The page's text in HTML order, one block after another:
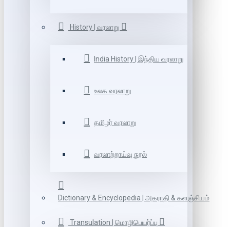
History | வரலாறு
India History | இந்திய வரலாறு
உலக வரலாறு
தமிழர் வரலாறு
வரலாற்றாய்வு நூல்
Dictionary & Encyclopedia | அகராதி & களஞ்சியம்
Transulation | மொழிபெயர்ப்பு